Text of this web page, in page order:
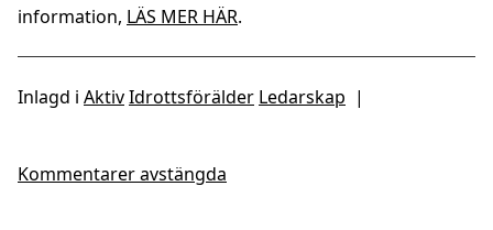
information, LÄS MER HÄR.
Inlagd i AktivIdrottsförälder Ledarskap |
Kommentarer avstängda